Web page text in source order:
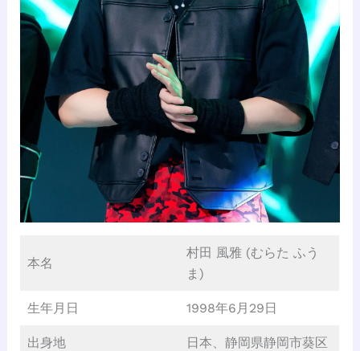
本名
村田 風雅 (むらた ふう
ま)
生年月日 1998年6月29日
出身地 日本、静岡県静岡市葵区